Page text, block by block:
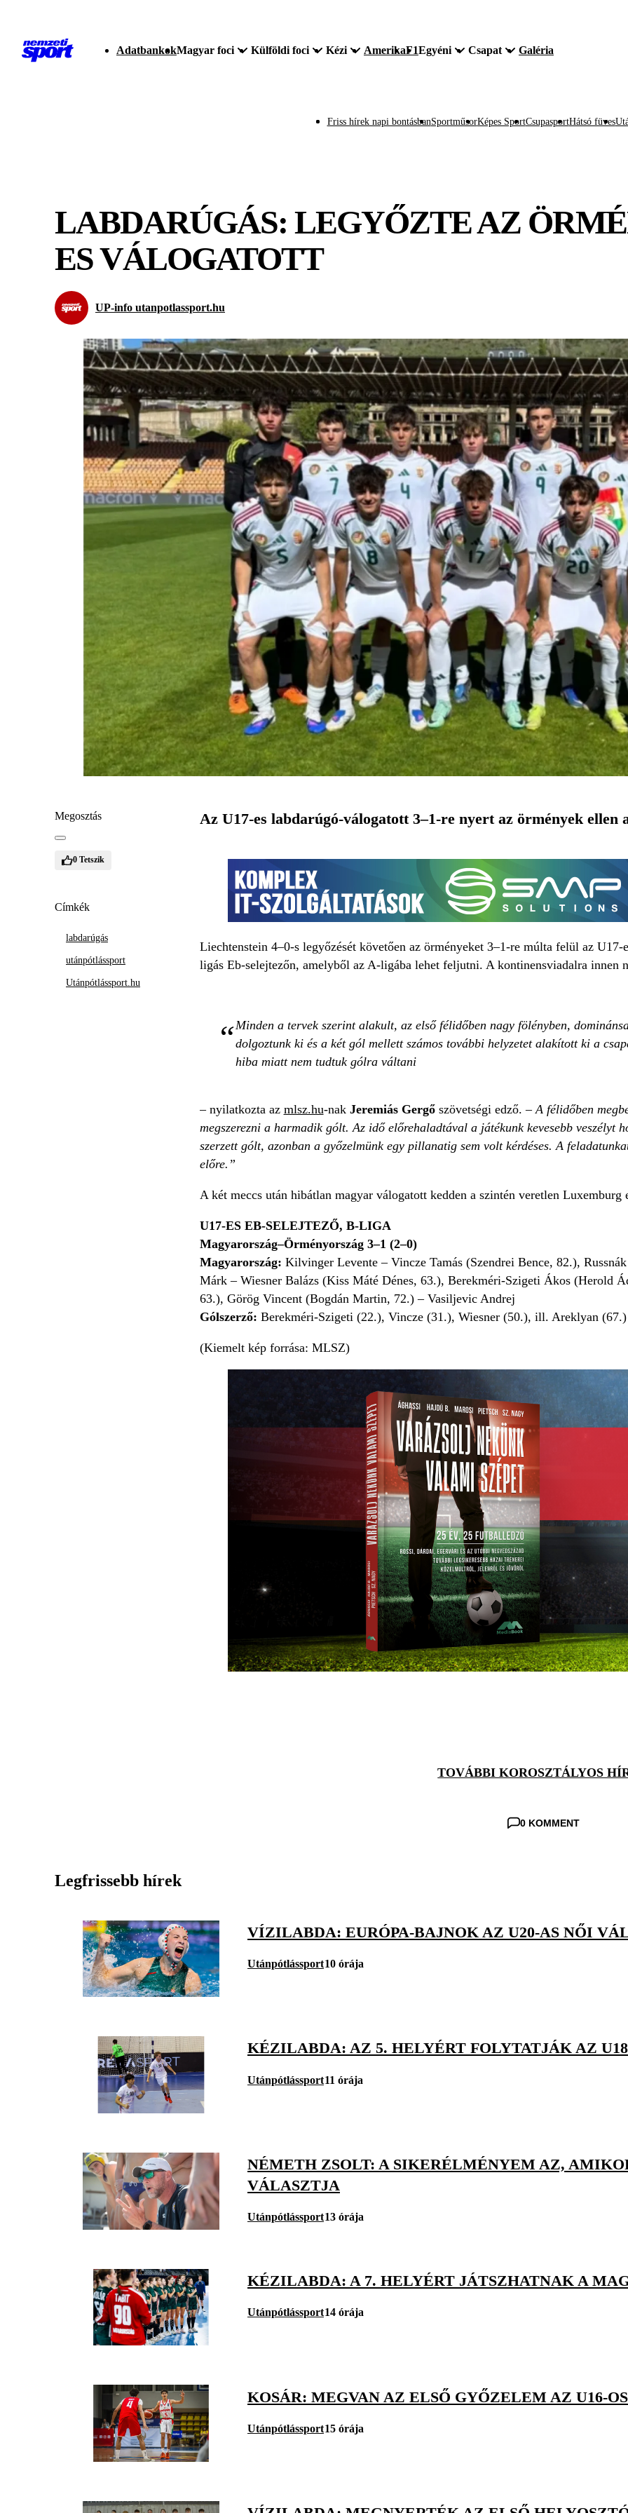
AdatbankokMagyar foci Külföldi foci Kézi AmerikaF1Egyéni Csapat Galéria
Friss hírek napi bontásbanSportműsorKépes SportCsupasportHátsó füves
LABDARÚGÁS: LEGYŐZTE AZ
ES VÁLOGATOTT
UP-info utanpotlassport.hu
Megosztás
0 Tetszik
Címkék
labdarúgás
utánpótlássport
Utánpótlássport.hu
Az U17-es labdarúgó-válogatott 3–1-re nyert az örmények ellen
Liechtenstein 4–0-s legyőzését követően az örményeket 3–1-re múlta felül az
ligás Eb-selejtezőn, amelyből az A-ligába lehet feljutni. A kontinensviadalra innen
Minden a tervek szerint alakult, az első félidőben nagy fölényben,
dolgoztunk ki és a két gól mellett számos további helyzetet alakított ki a
hiba miatt nem tudtuk gólra váltani
– nyilatkozta az mlsz.hu-nak Jeremiás Gergőszövetségi edző. – A félidőben
megszerezni a harmadik gólt. Az idő előrehaladtával a játékunk kevesebb veszélyt
szerzett gólt, azonban a győzelmünk egy pillanatig sem volt kérdéses. A
előre.”
A két meccs után hibátlan magyar válogatott kedden a szintén veretlen Luxemburg
U17-ES EB-SELEJTEZŐ, B-LIGA
Magyarország–Örményország 3–1 (2–0)
Magyarország: Kilvinger Levente – Vincze Tamás (Szendrei Bence, 82.),
Márk – Wiesner Balázs (Kiss Máté Dénes, 63.), Berekméri-Szigeti Ákos (Herold
63.), Görög Vincent (Bogdán Martin, 72.) – Vasiljevic Andrej
Gólszerző: Berekméri-Szigeti (22.), Vincze (31.), Wiesner (50.), ill. Areklyan (67.)
(Kiemelt kép forrása: MLSZ)
TOVÁBBI KOROSZTÁLYOS
0 KOMMENT
Legfrissebb hírek
VÍZILABDA: EURÓPA-BAJNOK AZ U20-AS NŐI
Utánpótlássport10 órája
KÉZILABDA: AZ 5. HELYÉRT FOLYTATJÁK AZ
Utánpótlássport11 órája
NÉMETH ZSOLT: A SIKERÉLMÉNYEM AZ,
VÁLASZTJA
Utánpótlássport13 órája
KÉZILABDA: A 7. HELYÉRT JÁTSZHATNAK A
Utánpótlássport14 órája
KOSÁR: MEGVAN AZ ELSŐ GYŐZELEM AZ U16-
Utánpótlássport15 órája